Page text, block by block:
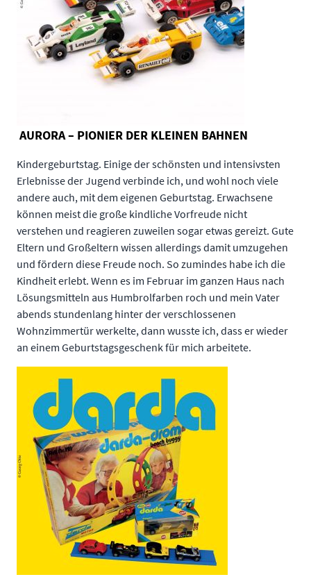
AURORA – PIONIER DER KLEINEN BAHNEN
Kindergeburtstag. Einige der schönsten und intensivsten
Erlebnisse der Jugend verbinde ich, und wohl noch viele
andere auch, mit dem eigenen Geburtstag. Erwachsene
können meist die große kindliche Vorfreude nicht
verstehen und reagieren zuweilen sogar etwas gereizt. Gute
Eltern und Großeltern wissen allerdings damit umzugehen
und fördern diese Freude noch. So zumindes habe ich die
Kindheit erlebt. Wenn es im Februar im ganzen Haus nach
Lösungsmitteln aus Humbrolfarben roch und mein Vater
abends stundenlang hinter der verschlossenen
Wohnzimmertür werkelte, dann wusste ich, dass er wieder
an einem Geburtstagsgeschenk für mich arbeitete.